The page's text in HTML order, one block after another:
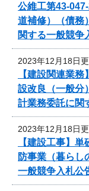
公維工第43-
道補修）（債
関する一般競争
2023年12月18日
【建設関連業
設改良（一般
計業務委託に関
2023年12月18日
【建設工事】
防事業（暮らし
一般競争入札公